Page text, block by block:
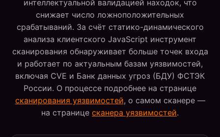
интеллектуальной валидацией находок, что
снижает число ложноположительных
срабатываний. За счёт статико-динамического
анализа клиентского JavaScript инструмент
сканирования обнаруживает больше точек входа
и работает по актуальным базам уязвимостей,
включая CVE и Банк данных угроз (БДУ) ФСТЭК
России. О процессе подробнее на странице
сканирования уязвимостей, о самом сканере —
на странице сканера уязвимостей.